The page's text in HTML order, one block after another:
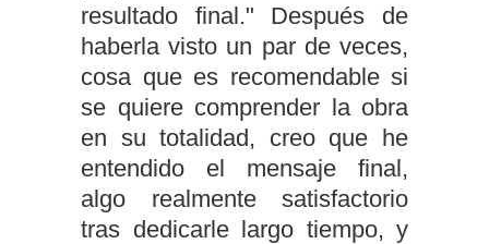
resultado final." Después de
haberla visto un par de veces,
cosa que es recomendable si
se quiere comprender la obra
en su totalidad, creo que he
entendido el mensaje final,
algo realmente satisfactorio
tras dedicarle largo tiempo, y